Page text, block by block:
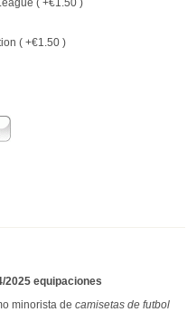
( +€1.50 )
2025 equipaciones
minorista de camisetas de futbol